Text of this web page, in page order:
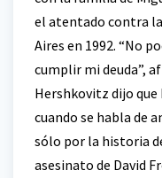
el atentado contra
Aires en 1992. “No
cumplir mi deuda”,
Hershkovitz dijo que
cuando se habla de
sólo por la historia
asesinato de David